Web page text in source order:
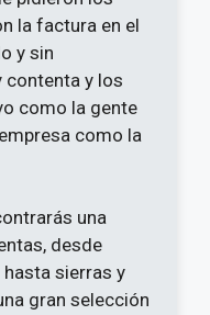
la factura en el
y sin
contenta y los
como la gente
como la
una
desde
sierras y
gran selección